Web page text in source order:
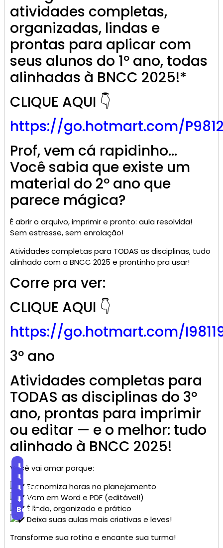
atividades completas,
organizadas, lindas e
prontas para aplicar com
seus alunos do 1º ano, todas
alinhadas à BNCC 2025!*
CLIQUE AQUI 👇
https://go.hotmart.com/
Prof, vem cá rapidinho…
Você sabia que existe um
material do 2º ano que
parece mágica?
É abrir o arquivo, imprimir e pronto: aula resolvida!
Sem estresse, sem enrolação!
Atividades completas para TODAS as disciplinas, tudo
alinhado com a BNCC 2025 e prontinho pra usar!
Corre pra ver:
CLIQUE AQUI 👇
https://go.hotmart.com/
3º ano
Atividades completas para
TODAS as disciplinas do 3º
ano, prontas para imprimir
ou editar — e o melhor: tudo
alinhado à BNCC 2025!
Você vai amar porque:
⬇
Baixar
Economiza horas no planejamento
⬇
Baixar
Vem em Word e PDF (editável!)
⬇
Baixar
É lindo, organizado e prático
⬇
Baixar
Deixa suas aulas mais criativas e leves!
Transforme sua rotina e encante sua turma!